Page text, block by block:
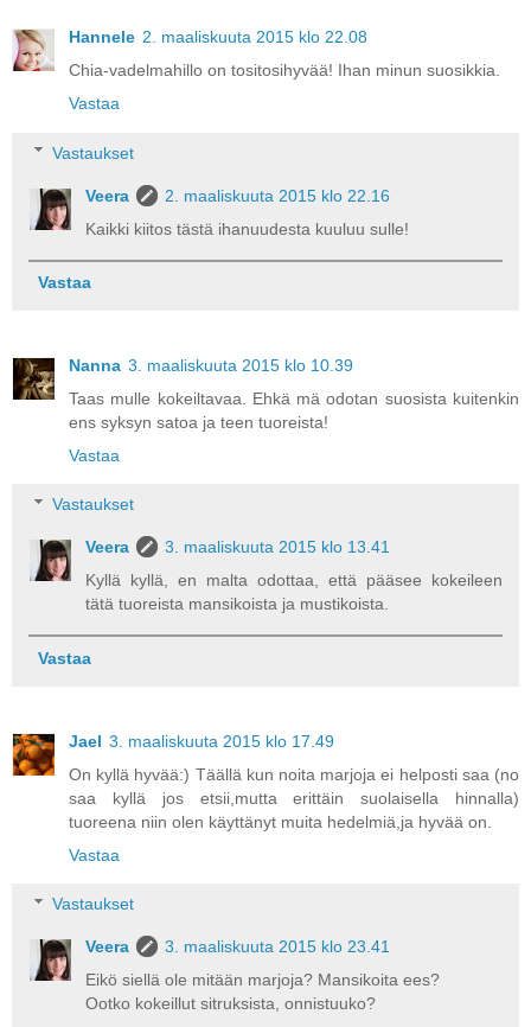
Hannele 2. maaliskuuta 2015 klo 22.08
Chia-vadelmahillo on tositosihyvää! Ihan minun suosikkia.
Vastaa
Vastaukset
Veera
2. maaliskuuta 2015 klo 22.16
Kaikki kiitos tästä ihanuudesta kuuluu sulle!
Vastaa
Nanna 3. maaliskuuta 2015 klo 10.39
Taas mulle kokeiltavaa. Ehkä mä odotan suosista kuitenkin
ens syksyn satoa ja teen tuoreista!
Vastaa
Vastaukset
Veera
3. maaliskuuta 2015 klo 13.41
Kyllä kyllä, en malta odottaa, että pääsee kokeileen
tätä tuoreista mansikoista ja mustikoista.
Vastaa
Jael 3. maaliskuuta 2015 klo 17.49
On kyllä hyvää:) Täällä kun noita marjoja ei helposti saa (no
saa kyllä jos etsii,mutta erittäin suolaisella hinnalla)
tuoreena niin olen käyttänyt muita hedelmiä,ja hyvää on.
Vastaa
Vastaukset
Veera
3. maaliskuuta 2015 klo 23.41
Eikö siellä ole mitään marjoja? Mansikoita ees?
Ootko kokeillut sitruksista, onnistuuko?